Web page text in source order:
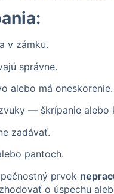
v zámku.
správne.
má oneskorenie.
— škrípanie alebo
zadávať.
pantoch.
prvok
o úspechu